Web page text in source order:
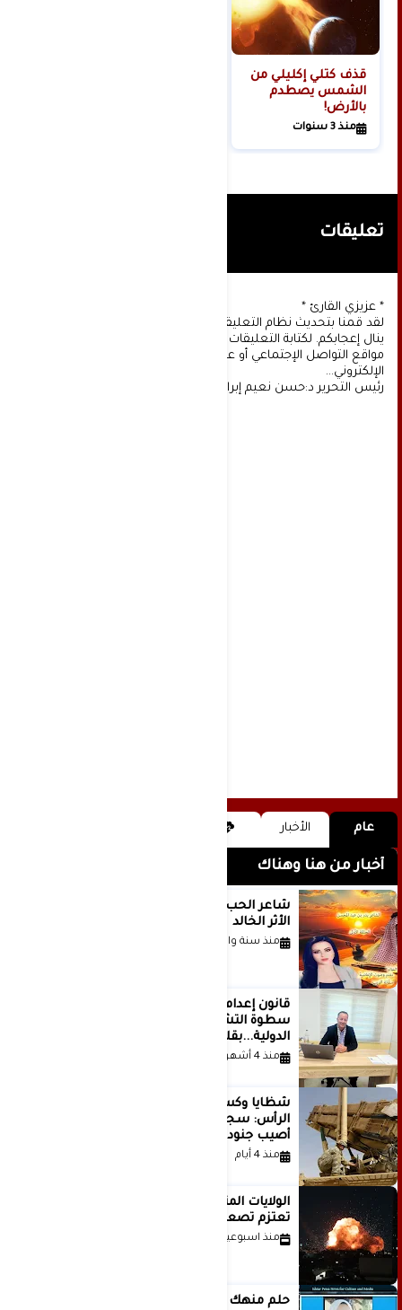
قذف كتلي إكليلي من
الشمس يصطدم
بالأرض!
منذ 3 سنوات
تعليقات
* عزيزي القارئ *
لقد قمنا بتحديث نظام التعليقات على موقعنا، ونأمل أن
ينال إعجابكم. لكتابة التعليقات يجب أولا التسجيل عن طريق
مواقع التواصل الإجتماعي أو عن طريق خدمة البريد
الإلكتروني...
رئيس التحرير د:حسن نعيم إبراهيم.
عام الأخبار
أخبار من هنا وهناك
الأثر الخالد
منذ سنة واحدة
قانون إعدام الأسرى الفلسطينيين: بين
سطوة التشريع وانهيار منظومة العدالة
الدولية...بقلم الدكتور وسيم وني
منذ 4 أشهر
شظايا وكسور في العظام وإصابات في
الرأس: سجلات جديدة تكشف كيف
أصيب جنود أمريكيون في الحرب الإيرانية
منذ 4 أيام
الولايات المتحدة أبلغت إسرائيل بأنها
تعتزم تصعيد هجماتها على إيران
منذ اسبوعين
حلم منهك للشاعرة رانيا فخري موسى